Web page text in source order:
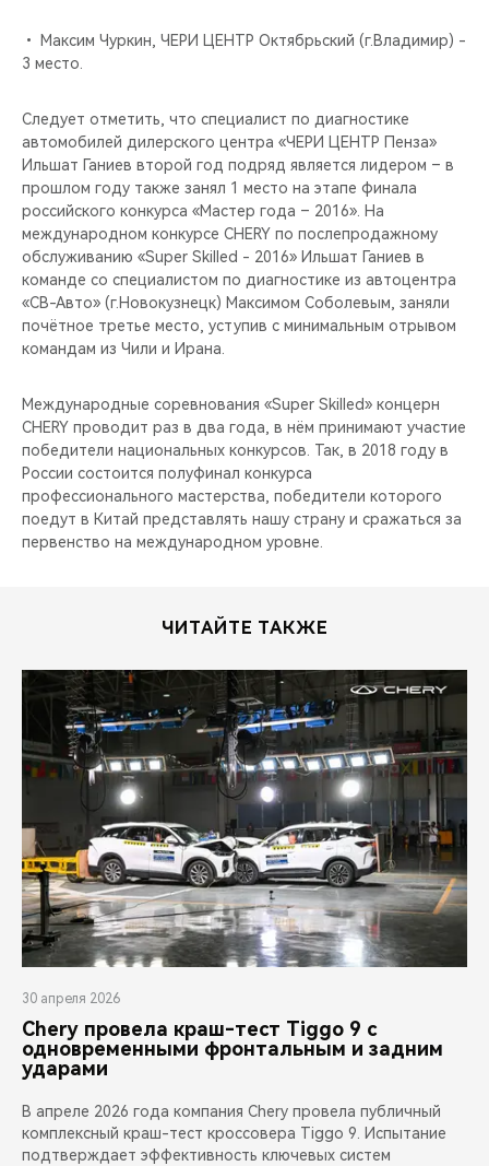
• Максим Чуркин, ЧЕРИ ЦЕНТР Октябрьский (г.Владимир) -
3 место.
Следует отметить, что специалист по диагностике
автомобилей дилерского центра «ЧЕРИ ЦЕНТР Пенза»
Ильшат Ганиев второй год подряд является лидером – в
прошлом году также занял 1 место на этапе финала
российского конкурса «Мастер года – 2016». На
международном конкурсе CHERY по послепродажному
обслуживанию «Super Skilled - 2016» Ильшат Ганиев в
команде со специалистом по диагностике из автоцентра
«СВ-Авто» (г.Новокузнецк) Максимом Соболевым, заняли
почётное третье место, уступив с минимальным отрывом
командам из Чили и Ирана.
Международные соревнования «Super Skilled» концерн
CHERY проводит раз в два года, в нём принимают участие
победители национальных конкурсов. Так, в 2018 году в
России состоится полуфинал конкурса
профессионального мастерства, победители которого
поедут в Китай представлять нашу страну и сражаться за
первенство на международном уровне.
ЧИТАЙТЕ ТАКЖЕ
30 апреля 2026
Chery провела краш-тест Tiggo 9 с
одновременными фронтальным и задним
ударами
В апреле 2026 года компания Chery провела публичный
комплексный краш-тест кроссовера Tiggo 9. Испытание
подтверждает эффективность ключевых систем